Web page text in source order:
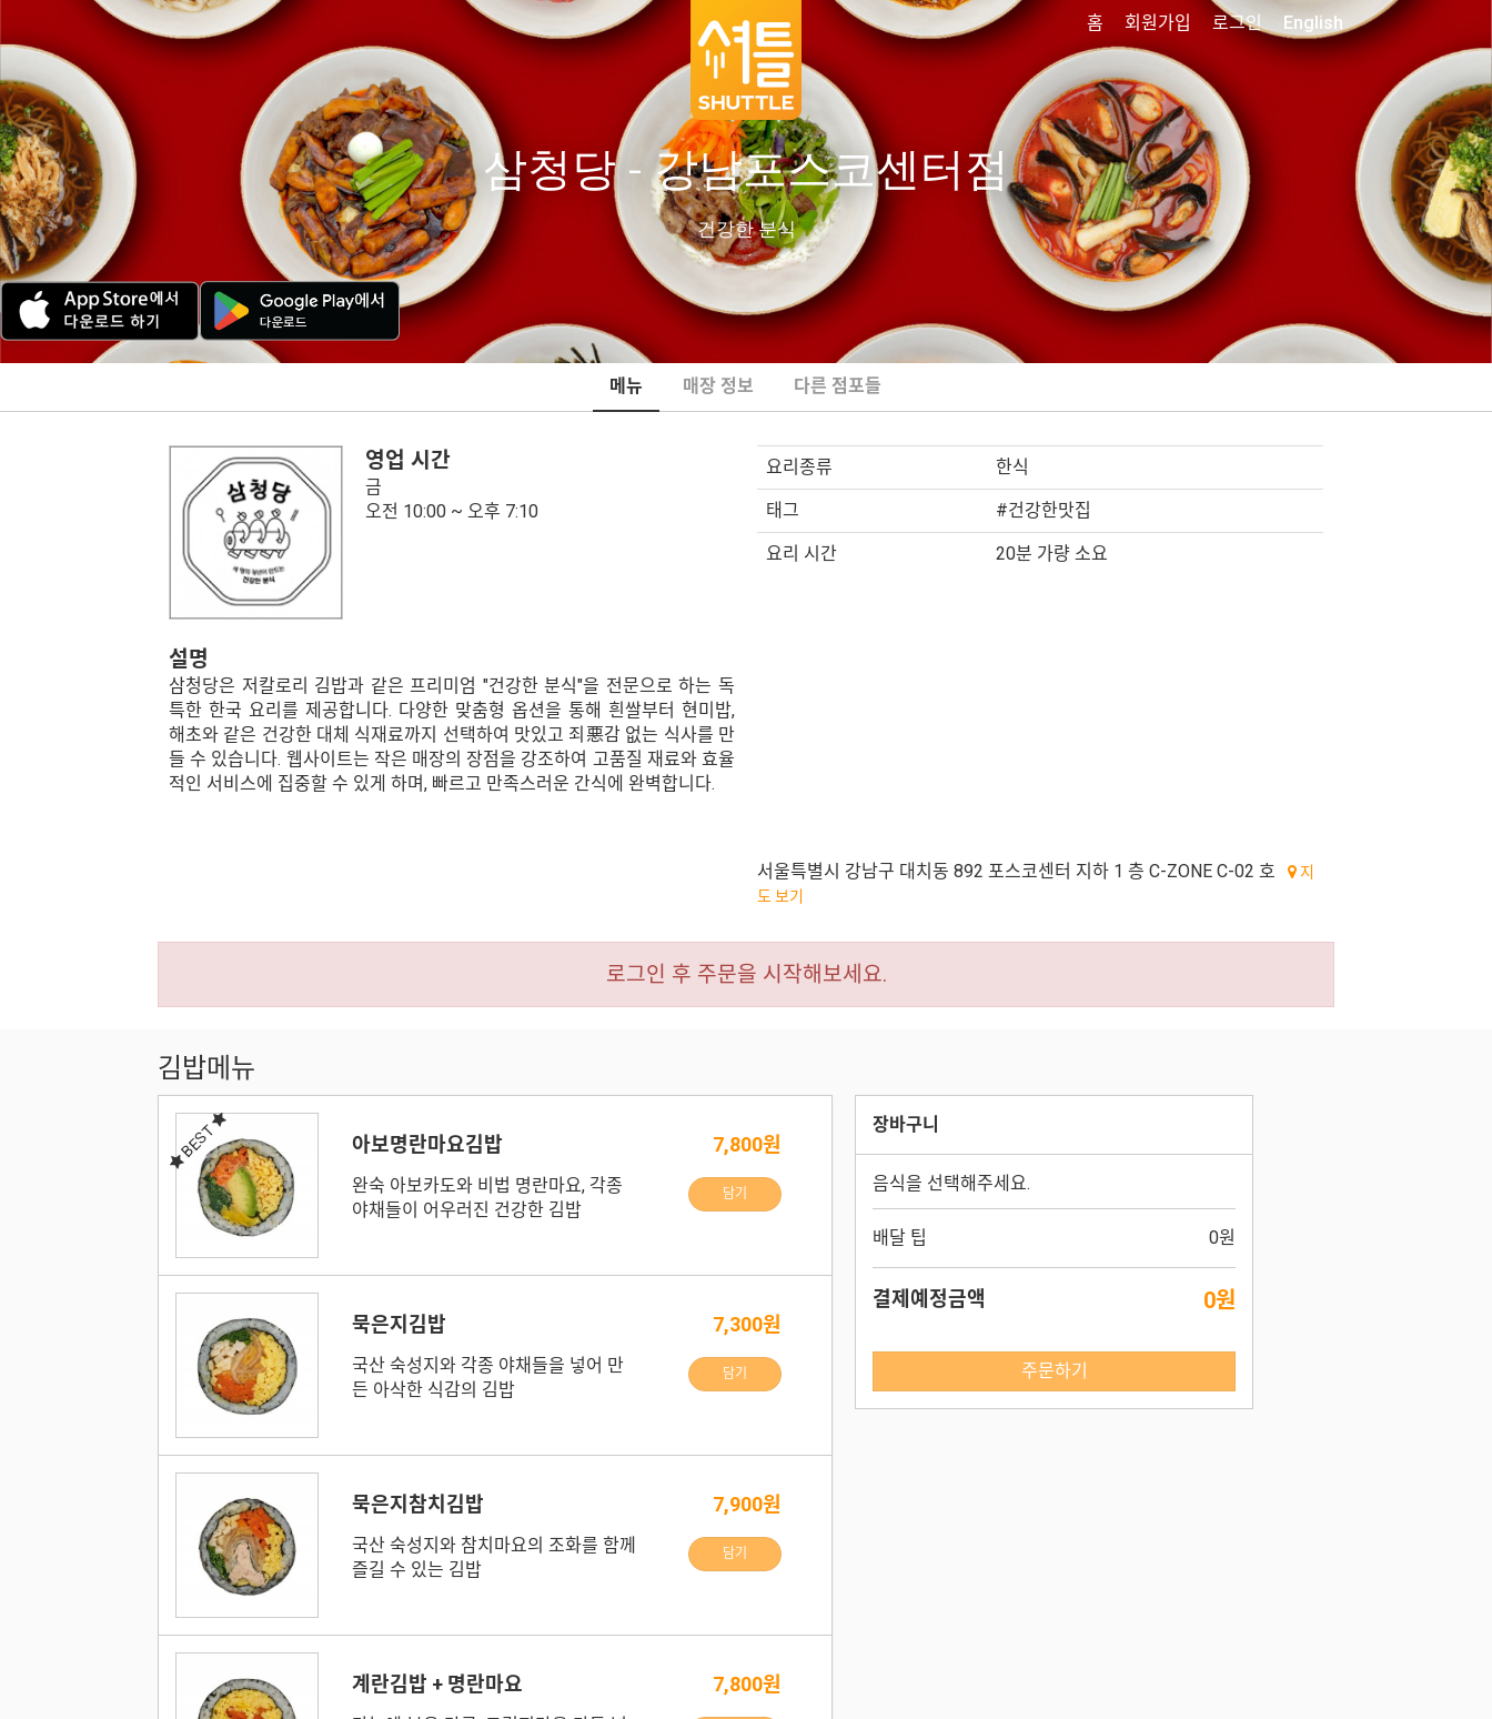
삼청당 - 강남포스코센터점
건강한 분식
홈 회원가입 로그인 English
메뉴 매장 정보 다른 점포들
영업 시간
금
오전 10:00 ~ 오후 7:10
요리종류 한식
태그 #건강한맛집
요리 시간 20분 가량 소요
설명
삼청당은 저칼로리 김밥과 같은 프리미엄 "건강한 분식"을 전문으로 하는 독
특한 한국 요리를 제공합니다. 다양한 맞춤형 옵션을 통해 흰쌀부터 현미밥,
해초와 같은 건강한 대체 식재료까지 선택하여 맛있고 죄悪감 없는 식사를 만
들 수 있습니다. 웹사이트는 작은 매장의 장점을 강조하여 고품질 재료와 효율
적인 서비스에 집중할 수 있게 하며, 빠르고 만족스러운 간식에 완벽합니다.
서울특별시 강남구 대치동 892 포스코센터 지하 1 층 C-ZONE C-02 호
지
도 보기
로그인 후 주문을 시작해보세요.
김밥메뉴
BEST 아보명란마요김밥
완숙 아보카도와 비법 명란마요, 각종
야채들이 어우러진 건강한 김밥
7,800원
담기
묵은지김밥
국산 숙성지와 각종 야채들을 넣어 만
든 아삭한 식감의 김밥
7,300원
담기
묵은지참치김밥
국산 숙성지와 참치마요의 조화를 함께
즐길 수 있는 김밥
7,900원
담기
계란김밥 + 명란마요 7,800원
장바구니
음식을 선택해주세요.
배달 팁 0원
결제예정금액 0원
주문하기